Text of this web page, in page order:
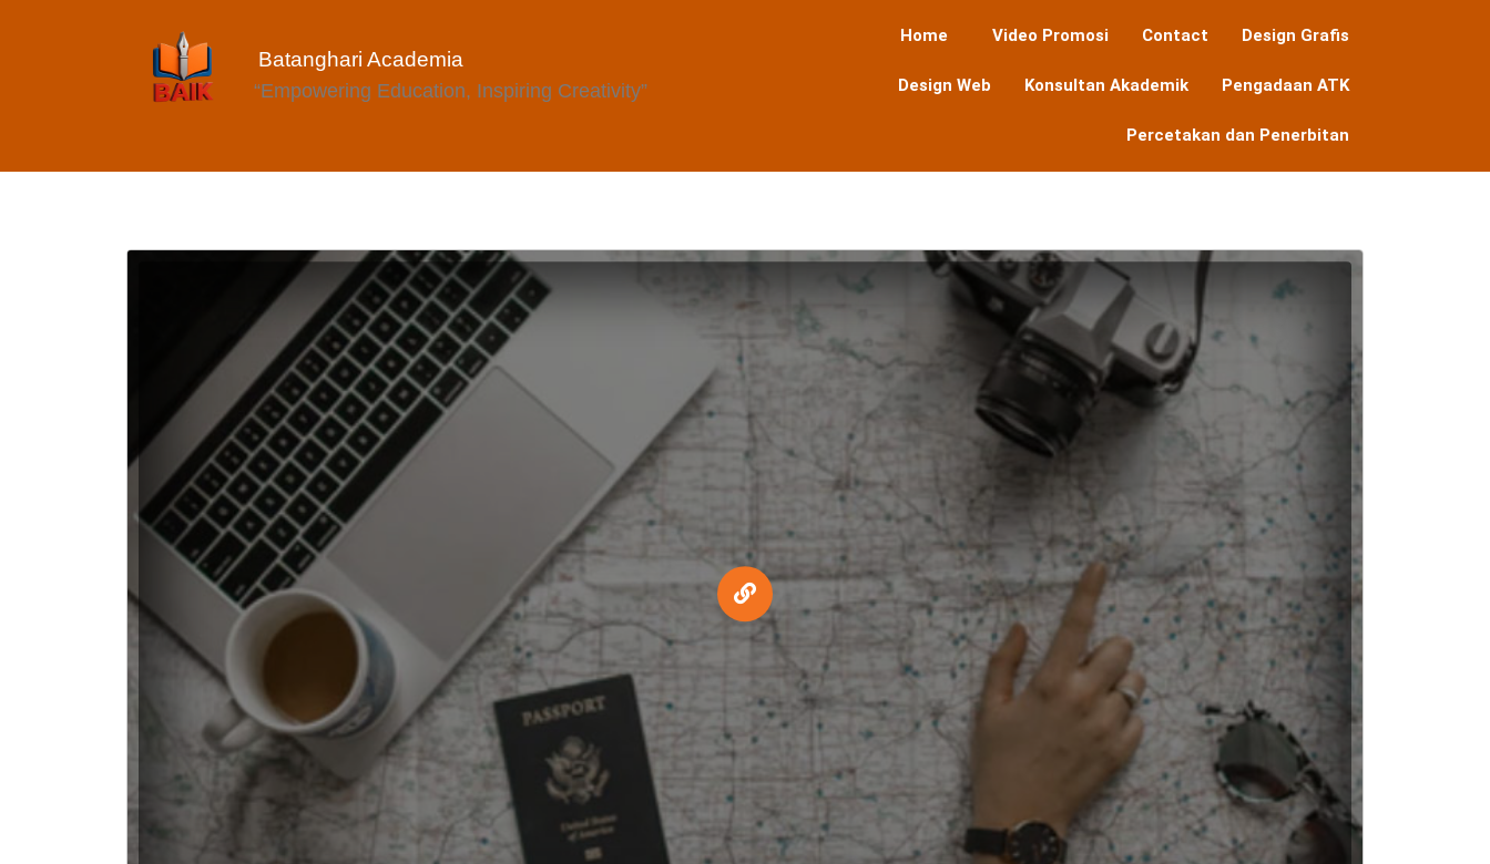
Batanghari Academia
“Empowering Education, Inspiring Creativity”
Home Video Promosi Contact Design Grafis
Design Web Konsultan Akademik Pengadaan ATK
Percetakan dan Penerbitan